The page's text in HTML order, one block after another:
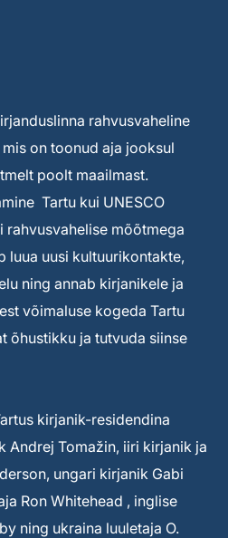
rahvusvaheline
on toonud aja jooksul
poolt maailmast.
Tartu kui UNESCO
rahvusvahelise mõõtmega
luua uusi kultuurikontakte,
ning annab kirjanikele ja
võimaluse kogeda Tartu
õhustikku ja tutvuda siinse
kirjanik-residendina
Andrej Tomažin, iiri kirjanik ja
ungari kirjanik Gabi
Ron Whitehead , inglise
ning ukraina luuletaja O.